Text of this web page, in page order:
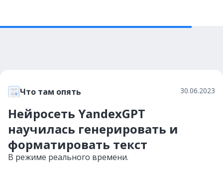
Что там опять 30.06.2023
Нейросеть YandexGPT
научилась генерировать и
форматировать текст
В режиме реального времени.